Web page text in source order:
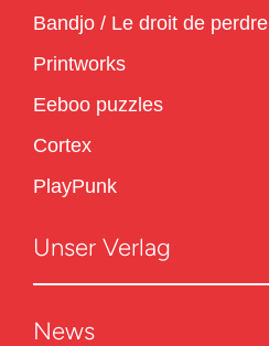
Bandjo / Le droit de perdre
Printworks
Eeboo puzzles
Cortex
PlayPunk
Unser Verlag
News